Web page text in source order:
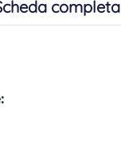
completa